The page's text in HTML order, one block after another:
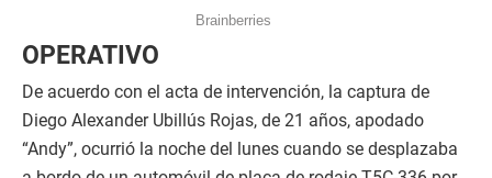
OPERATIVO
De acuerdo con el acta de intervención, la captura de
Diego Alexander Ubillús Rojas, de 21 años, apodado
“Andy”, ocurrió la noche del lunes cuando se desplazaba